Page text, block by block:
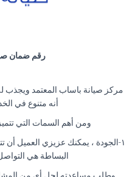
رقم ضمان
مركز صيانة باساب المعتمد ويجذب
أنه متنوع في
ومن أهم السمات التي
١-الجودة ، يمكنك عزيزي العميل
البساطة هي